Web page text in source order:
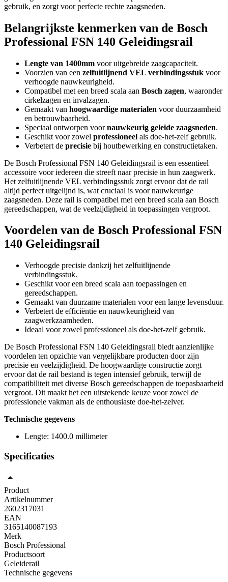
gebruik, en zorgt voor perfecte rechte zaagsneden.
Belangrijkste kenmerken van de Bosch
Professional FSN 140 Geleidingsrail
Lengte van 1400mm voor uitgebreide zaagcapaciteit.
Voorzien van een zelfuitlijnend VEL verbindingsstuk voor
verhoogde nauwkeurigheid.
Compatibel met een breed scala aan Bosch zagen, waaronder
cirkelzagen en invalzagen.
Gemaakt van hoogwaardige materialen voor duurzaamheid
en betrouwbaarheid.
Speciaal ontworpen voornauwkeurig geleide zaagsneden.
Geschikt voor zowel professioneel als doe-het-zelf gebruik.
Verbetert de precisie bij houtbewerking en constructietaken.
De Bosch Professional FSN 140 Geleidingsrail is een essentieel
accessoire voor iedereen die streeft naar precisie in hun zaagwerk.
Het zelfuitlijnende VEL verbindingsstuk zorgt ervoor dat de rail
altijd perfect uitgelijnd is, wat cruciaal is voor nauwkeurige
zaagsneden. Deze rail is compatibel met een breed scala aan Bosch
gereedschappen, wat de veelzijdigheid in toepassingen vergroot.
Voordelen van de Bosch Professional FSN
140 Geleidingsrail
Verhoogde precisie dankzij het zelfuitlijnende
verbindingsstuk.
Geschikt voor een breed scala aan toepassingen en
gereedschappen.
Gemaakt van duurzame materialen voor een lange levensduur.
Verbetert de efficiëntie en nauwkeurigheid van
zaagwerkzaamheden.
Ideaal voor zowel professioneel als doe-het-zelf gebruik.
De Bosch Professional FSN 140 Geleidingsrail biedt aanzienlijke
voordelen ten opzichte van vergelijkbare producten door zijn
precisie en veelzijdigheid. De hoogwaardige constructie zorgt
ervoor dat de rail bestand is tegen intensief gebruik, terwijl de
compatibiliteit met diverse Bosch gereedschappen de toepasbaarheid
vergroot. Dit maakt het een uitstekende keuze voor zowel de
professionele vakman als de enthousiaste doe-het-zelver.
Technische gegevens
Lengte: 1400.0 millimeter
Specificaties
Product
Artikelnummer
2602317031
EAN
3165140087193
Merk
Bosch Professional
Productsoort
Geleiderail
Technische gegevens